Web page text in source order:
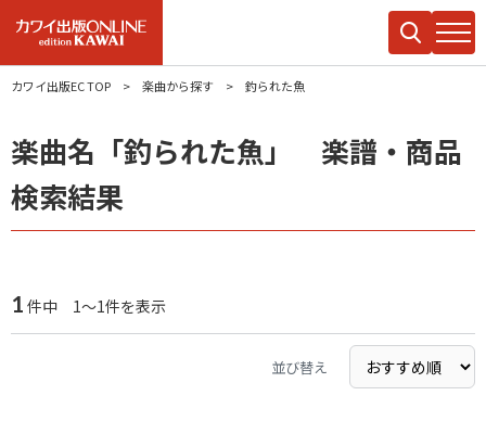
カワイ出版EC TOP 楽曲から探す 釣られた魚
楽曲名「釣られた魚」 楽譜・商品
検索結果
1 件中 1～1件を表示
並び替え